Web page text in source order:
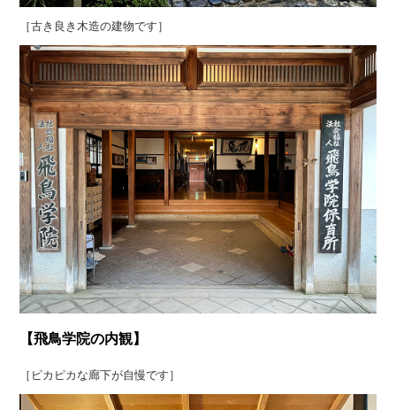
［古き良き木造の建物です］
【飛鳥学院の内観】
［ピカピカな廊下が自慢です］